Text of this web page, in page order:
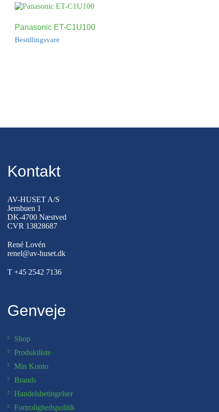
Panasonic ET-C1U100
Bestillingsvare
Kontakt
AV-HUSET A/S
Jernbuen 1
DK-4700 Næstved
CVR 13828687
René Lovén
renel@av-huset.dk
T +45 2542 7136
Genveje
Shop
Produktliste
Min Konto
Brands
Handelsbetingelser
Fortrolighedspolitik